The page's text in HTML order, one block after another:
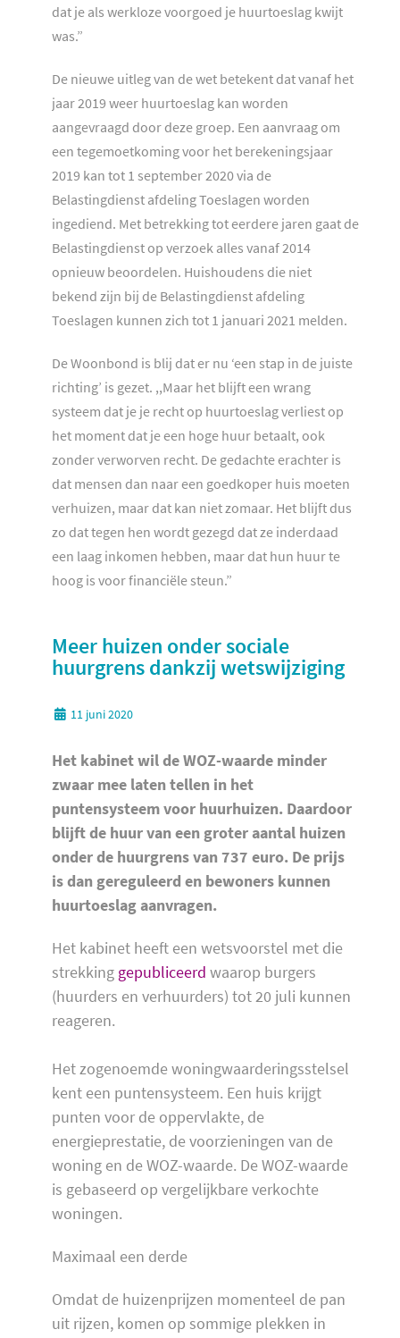
dat je als werkloze voorgoed je huurtoeslag kwijt
was.”
De nieuwe uitleg van de wet betekent dat vanaf het
jaar 2019 weer huurtoeslag kan worden
aangevraagd door deze groep. Een aanvraag om
een tegemoetkoming voor het berekeningsjaar
2019 kan tot 1 september 2020 via de
Belastingdienst afdeling Toeslagen worden
ingediend. Met betrekking tot eerdere jaren gaat de
Belastingdienst op verzoek alles vanaf 2014
opnieuw beoordelen. Huishoudens die niet
bekend zijn bij de Belastingdienst afdeling
Toeslagen kunnen zich tot 1 januari 2021 melden.
De Woonbond is blij dat er nu ‘een stap in de juiste
richting’ is gezet. ,,Maar het blijft een wrang
systeem dat je je recht op huurtoeslag verliest op
het moment dat je een hoge huur betaalt, ook
zonder verworven recht. De gedachte erachter is
dat mensen dan naar een goedkoper huis moeten
verhuizen, maar dat kan niet zomaar. Het blijft dus
zo dat tegen hen wordt gezegd dat ze inderdaad
een laag inkomen hebben, maar dat hun huur te
hoog is voor financiële steun.”
Meer huizen onder sociale
huurgrens dankzij wetswijziging
11 juni 2020
Het kabinet wil de WOZ-waarde minder
zwaar mee laten tellen in het
puntensysteem voor huurhuizen. Daardoor
blijft de huur van een groter aantal huizen
onder de huurgrens van 737 euro. De prijs
is dan gereguleerd en bewoners kunnen
huurtoeslag aanvragen.
Het kabinet heeft een wetsvoorstel met die
strekking gepubliceerd waarop burgers
(huurders en verhuurders) tot 20 juli kunnen
reageren.
Het zogenoemde woningwaarderingsstelsel
kent een puntensysteem. Een huis krijgt
punten voor de oppervlakte, de
energieprestatie, de voorzieningen van de
woning en de WOZ-waarde. De WOZ-waarde
is gebaseerd op vergelijkbare verkochte
woningen.
Maximaal een derde
Omdat de huizenprijzen momenteel de pan
uit rijzen, komen op sommige plekken in